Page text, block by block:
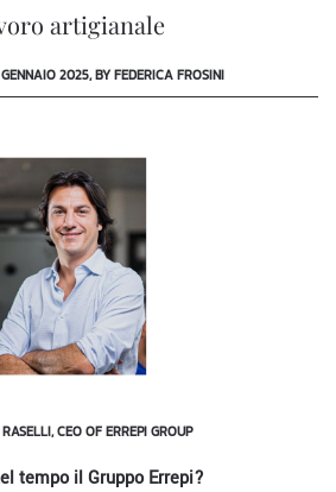
artigianale
2025, BY FEDERICA FROSINI
CEO OF ERREPI GROUP
tempo il Gruppo Errepi?